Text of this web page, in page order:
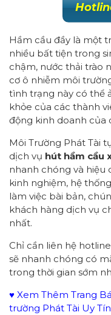
Hầm cầu đầy là một
nhiều bất tiện trong
chậm, nước thải trào
cơ ô nhiễm môi
tình trạng này có thể
khỏe của các thành
động kinh doanh của
Môi Trường Phát Tài
dịch vụ hút hầm cầu
nhanh chóng và hiệu
kinh nghiệm, hệ
làm việc bài bản,
khách hàng dịch vụ
nhất.
Chỉ cần liên hệ hotline
sẽ nhanh chóng có
trong thời gian sớm
♥ Xem Thêm Trang
trường Phát Tài Uy